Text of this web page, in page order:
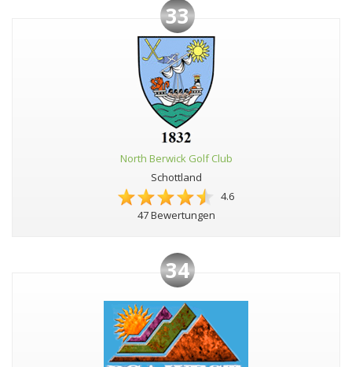
33
North Berwick Golf Club
Schottland
4.6
47 Bewertungen
34